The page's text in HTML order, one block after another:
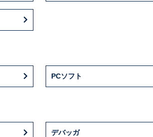
PCソフト
デバッガ